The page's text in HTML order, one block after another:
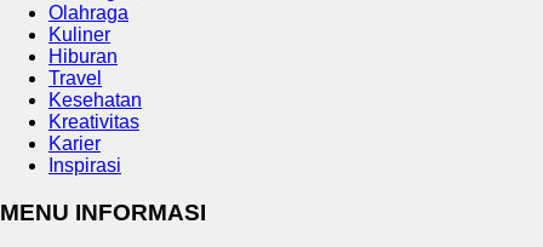
Olahraga
Kuliner
Hiburan
Travel
Kesehatan
Kreativitas
Karier
Inspirasi
MENU INFORMASI